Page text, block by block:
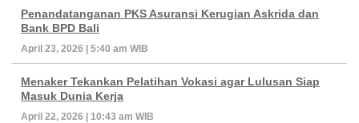
Penandatanganan PKS Asuransi Kerugian Askrida dan
Bank BPD Bali
April 23, 2026 | 5:40 am WIB
Menaker Tekankan Pelatihan Vokasi agar Lulusan Siap
Masuk Dunia Kerja
April 22, 2026 | 10:43 am WIB